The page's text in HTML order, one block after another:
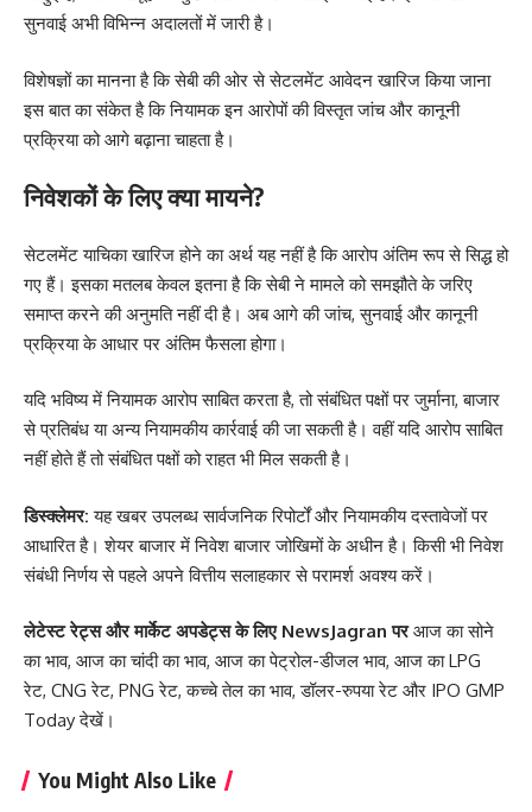
सुनवाई अभी विभिन्न अदालतों में जारी है।
विशेषज्ञों का मानना है कि सेबी की ओर से सेटलमेंट आवेदन खारिज किया जाना
इस बात का संकेत है कि नियामक इन आरोपों की विस्तृत जांच और कानूनी
प्रक्रिया को आगे बढ़ाना चाहता है।
निवेशकों के लिए क्या मायने?
सेटलमेंट याचिका खारिज होने का अर्थ यह नहीं है कि आरोप अंतिम रूप से सिद्ध हो
गए हैं। इसका मतलब केवल इतना है कि सेबी ने मामले को समझौते के जरिए
समाप्त करने की अनुमति नहीं दी है। अब आगे की जांच, सुनवाई और कानूनी
प्रक्रिया के आधार पर अंतिम फैसला होगा।
यदि भविष्य में नियामक आरोप साबित करता है, तो संबंधित पक्षों पर जुर्माना, बाजार
से प्रतिबंध या अन्य नियामकीय कार्रवाई की जा सकती है। वहीं यदि आरोप साबित
नहीं होते हैं तो संबंधित पक्षों को राहत भी मिल सकती है।
डिस्क्लेमर: यह खबर उपलब्ध सार्वजनिक रिपोर्टों और नियामकीय दस्तावेजों पर
आधारित है। शेयर बाजार में निवेश बाजार जोखिमों के अधीन है। किसी भी निवेश
संबंधी निर्णय से पहले अपने वित्तीय सलाहकार से परामर्श अवश्य करें।
लेटेस्ट रेट्स और मार्केट अपडेट्स के लिए NewsJagran पर आज का सोने
का भाव, आज का चांदी का भाव, आज का पेट्रोल-डीजल भाव, आज का LPG
रेट, CNG रेट, PNG रेट,कच्चे तेल का भाव,डॉलर-रुपया रेट और IPO GMP
Todayदेखें।
You Might Also Like